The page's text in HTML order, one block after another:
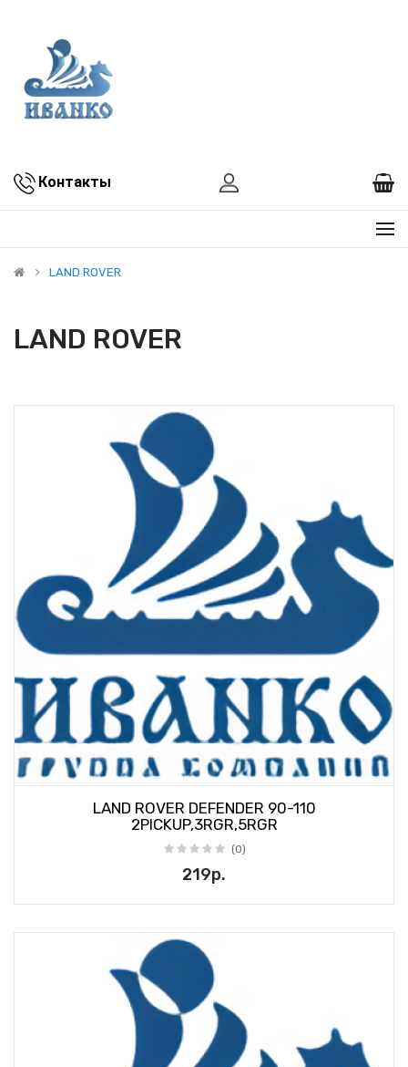
Контакты
LAND ROVER
LAND ROVER
LAND ROVER DEFENDER 90-110
2PICKUP,3RGR,5RGR
(0)
219р.